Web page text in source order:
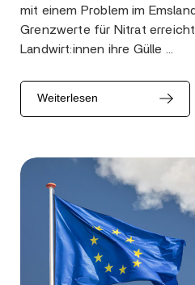
mit einem Problem im
Grenzwerte für Nitrat
Landwirt:innen ihre Gülle …
Weiterlesen